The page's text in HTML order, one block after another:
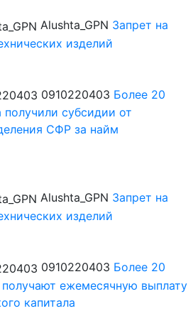
Alushta_GPN Запрет на
изделий
0910220403 Более 20
субсидии от
СФР за найм
Alushta_GPN Запрет на
изделий
0910220403 Более 20
ежемесячную выплату
капитала